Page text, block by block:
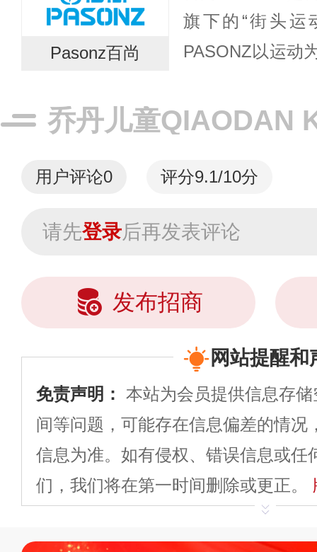
Pasonz百尚
旗下的“街头运
PASONZ以运动
尚LOGO的设计
乔丹儿童QIAODAN
用户评论0 评分9.1/10分
请先登录后再发表评论
发布招商
网站提醒和
免责声明： 本站为会员提供信息存
间等问题，可能存在信息偏差的情况
信息为准。如有侵权、错误信息或任
们，我们将在第一时间删除或更正。
平台自有内容（文字
标、LOGO 等）知识产权归本站所